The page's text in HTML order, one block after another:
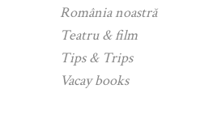
România noastră
Teatru & film
Tips & Trips
Vacay books